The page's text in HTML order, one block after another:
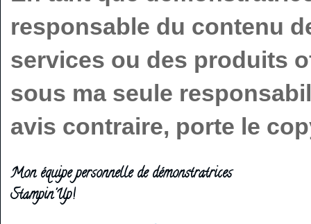
responsable du contenu
services ou des produits
sous ma seule
avis contraire, porte le
Mon équipe personnelle de démonstratrices
Stampin'Up!